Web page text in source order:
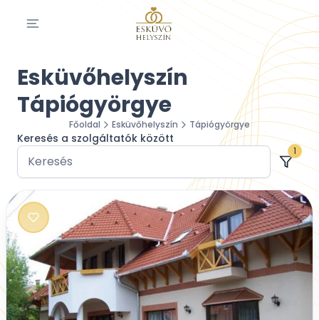
Esküvőhelyszín
Tápiógyörgye
Főoldal Esküvőhelyszín Tápiógyörgye
Keresés a szolgáltatók között
1